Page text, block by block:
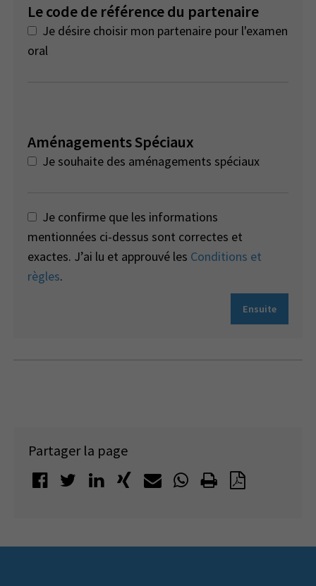
Le code de référence du partenaire
Je désire choisir mon partenaire pour l'examen
oral
Aménagements Spéciaux
Je souhaite des aménagements spéciaux
Je confirme que les informations
mentionnées ci-dessus sont correctes et
exactes. J’ai lu et approuvé les Conditions et
règles.
Ensuite
Partager la page